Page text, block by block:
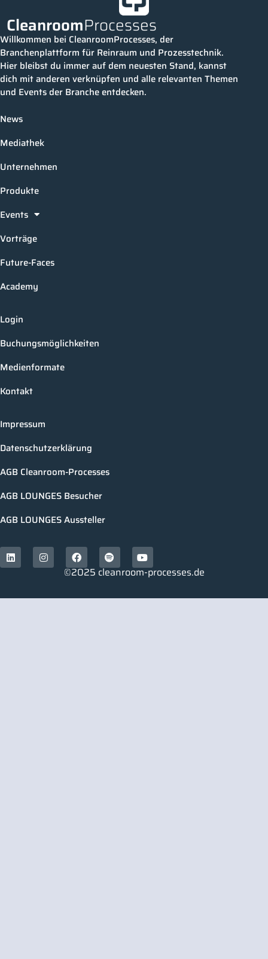
CleanroomProcesses
Willkommen bei CleanroomProcesses, der
Branchenplattform für Reinraum und Prozesstechnik.
Hier bleibst du immer auf dem neuesten Stand, kannst
dich mit anderen verknüpfen und alle relevanten Themen
und Events der Branche entdecken.
News
Mediathek
Unternehmen
Produkte
Events
Vorträge
Future-Faces
Academy
Login
Buchungsmöglichkeiten
Medienformate
Kontakt
Impressum
Datenschutzerklärung
AGB Cleanroom-Processes
AGB LOUNGES Besucher
AGB LOUNGES Aussteller
©2025 cleanroom-processes.de